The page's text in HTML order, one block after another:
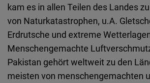
kam es in allen Teilen des Landes
von Naturkatastrophen, u.A.
Erdrutsche und extreme
Menschengemachte
Pakistan gehört weltweit zu den
meisten von menschengemachten